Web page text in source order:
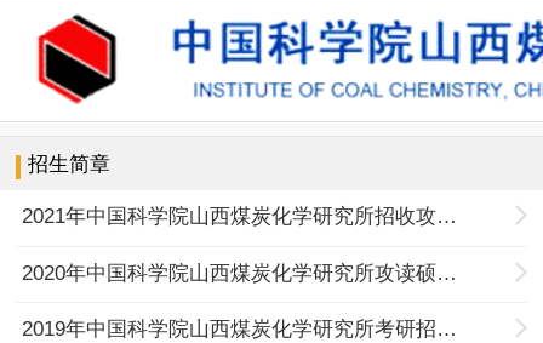
招生简章
2021年中国科学院山西煤炭化学研究所招收攻读硕士学位研究生简章
2020年中国科学院山西煤炭化学研究所攻读硕士学位研究生简章
2019年中国科学院山西煤炭化学研究所考研招生简章